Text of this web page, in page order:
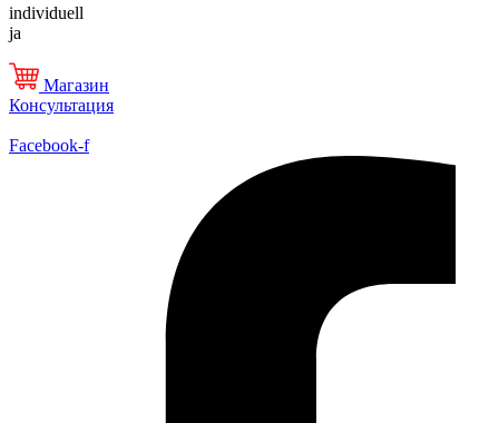
individuell
ja
Магазин
Консультация
Facebook-f